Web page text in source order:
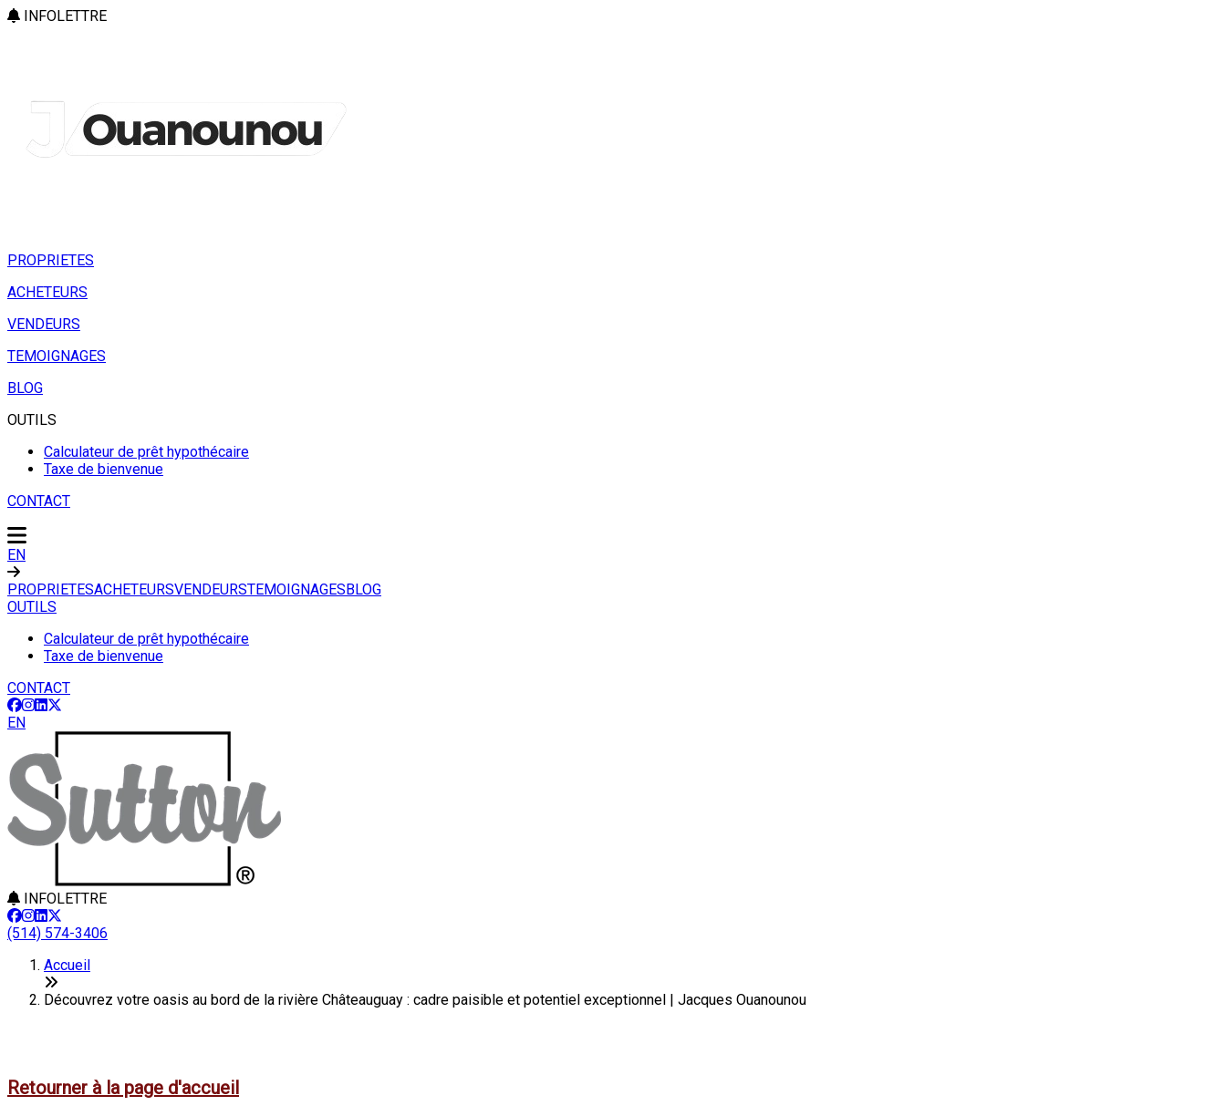
INFOLETTRE
PROPRIETES
ACHETEURS
VENDEURS
TEMOIGNAGES
BLOG
OUTILS
Calculateur de prêt hypothécaire
Taxe de bienvenue
CONTACT
EN
PROPRIETESACHETEURSVENDEURSTEMOIGNAGESBLOG
OUTILS
Calculateur de prêt hypothécaire
Taxe de bienvenue
CONTACT
EN
INFOLETTRE
(514) 574-3406
Accueil
Découvrez votre oasis au bord de la rivière Châteauguay : cadre paisible et potentiel exceptionnel | Jacques Ouanounou
Retourner à la page d'accueil